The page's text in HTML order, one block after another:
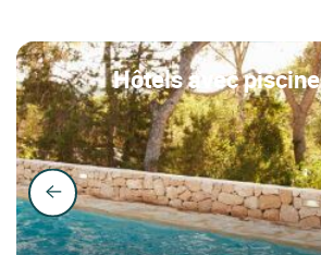
Hôtels avec piscine